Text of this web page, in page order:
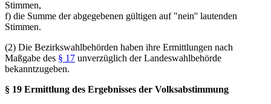
Stimmen,
f) die Summe der abgegebenen gültigen auf "nein'' lautenden
Stimmen.
(2) Die Bezirkswahlbehörden haben ihre Ermittlungen nach
Maßgabe des § 17 unverzüglich der Landeswahlbehörde
bekanntzugeben.
§ 19 Ermittlung des Ergebnisses der Volksabstimmung